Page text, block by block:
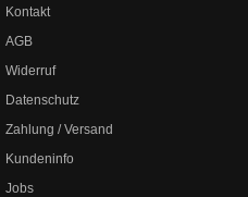
Kontakt
AGB
Widerruf
Datenschutz
Zahlung / Versand
Kundeninfo
Jobs